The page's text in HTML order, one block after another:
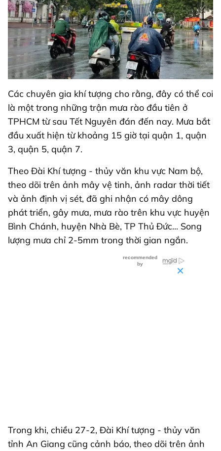
Các chuyên gia khí tượng cho rằng, đây có thể coi
là một trong những trận mưa rào đầu tiên ở
TPHCM từ sau Tết Nguyên đán đến nay. Mưa bắt
đầu xuất hiện từ khoảng 15 giờ tại quận 1, quận
3, quận 5, quận 7.
Theo Đài Khí tượng - thủy văn khu vực Nam bộ,
theo dõi trên ảnh mây vệ tinh, ảnh radar thời tiết
và ảnh định vị sét, đã ghi nhận có mây dông
phát triển, gây mưa, mưa rào trên khu vực huyện
Bình Chánh, huyện Nhà Bè, TP Thủ Đức... Song
lượng mưa chỉ 2-5mm trong thời gian ngắn.
Trong khi, chiều 27-2, Đài Khí tượng - thủy văn
tỉnh An Giang cũng cảnh báo, theo dõi trên ảnh